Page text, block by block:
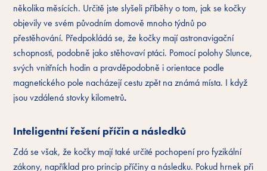
několika měsících. Určitě jste slyšeli příběhy o tom, jak se kočky
objevily ve svém původním domově mnoho týdnů po
přestěhování. Předpokládá se, že kočky mají astronavigační
schopnosti, podobně jako stěhovaví ptáci. Pomocí polohy Slunce,
svých vnitřních hodin a pravděpodobně i orientace podle
magnetického pole nacházejí cestu zpět na známá místa. I když
jsou vzdálená stovky kilometrů.
Inteligentní řešení příčin a následků
Zdá se však, že kočky mají také určité pochopení pro fyzikální
zákony, například pro princip příčiny a následku. Pokud hrnek při